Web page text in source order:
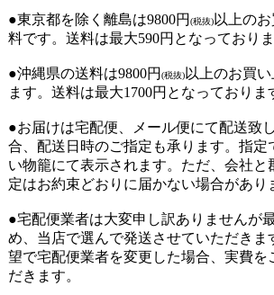
●東京都を除く離島は9800円 (税抜)以上の
料です。送料は最大590円となっておりま
●沖縄県の送料は9800円 (税抜)以上のお買い
ます。送料は最大1700円となっておりま
●お届けは宅配便、メール便にて配送致
合、配送日時のご指定も承ります。指定
い物籠にて表示されます。ただ、会社と
定はお約束どおりに届かない場合があり
●宅配便業者は大変申し訳ありませんが
め、当店で選んで発送させていただきま
望で宅配便業者を変更した場合、実費を
だきます。